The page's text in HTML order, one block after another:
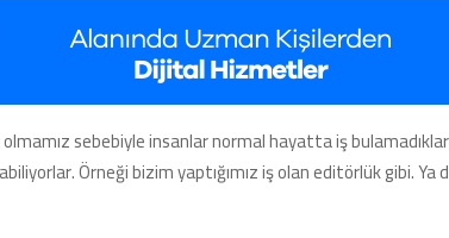
sebebiyle insanlar normal hayatta iş
Örneği bizim yaptığımız iş olan editörlük gibi. Ya